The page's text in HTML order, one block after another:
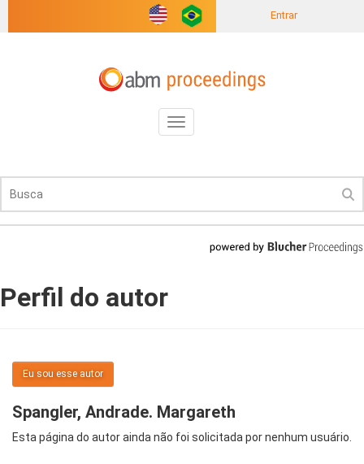
Entrar
Toggle
navigation
Perfil do autor
Eu sou esse autor
Spangler, Andrade. Margareth
Esta página do autor ainda não foi solicitada por nenhum usuário.